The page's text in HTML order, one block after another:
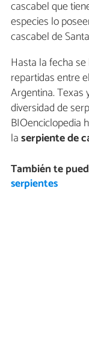
cascabel que
especies lo
cascabel de
Hasta la fecha
repartidas entre
Argentina. Texas
diversidad de
BIOenciclopedia
laserpiente de
También te
serpientes